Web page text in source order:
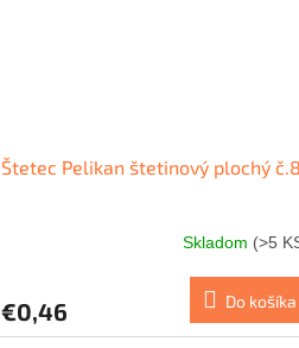
Štetec Pelikan štetinový plochý č.8
Skladom (>5
€0,46 Do košíka